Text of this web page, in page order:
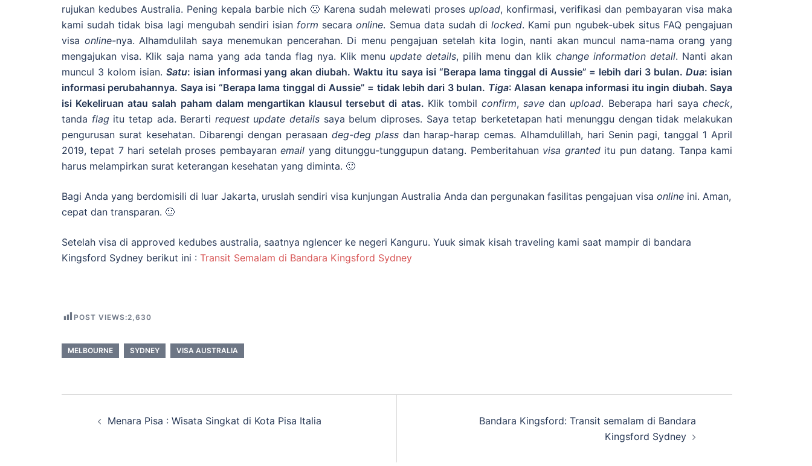
rujukan kedubes Australia. Pening kepala barbie nich 🙁 Karena sudah melewati proses upload, konfirmasi, verifikasi dan pembayaran visa maka
kami sudah tidak bisa lagi mengubah sendiri isian form secaraonline. Semua data sudah dilocked. Kami pun ngubek-ubek situs FAQ pengajuan
visa online-nya. Alhamdulilah saya menemukan pencerahan. Di menu pengajuan setelah kita login, nanti akan muncul nama-nama orang yang
mengajukan visa. Klik saja nama yang ada tanda flag nya. Klik menu update details, pilih menu dan klik change information detail. Nanti akan
muncul 3 kolom isian. Satu: isian informasi yang akan diubah. Waktu itu saya isi “Berapa lama tinggal di Aussie” = lebih dari 3 bulan.Dua: isian
informasi perubahannya. Saya isi “Berapa lama tinggal di Aussie” = tidak lebih dari 3 bulan. Tiga: Alasan kenapa informasi itu ingin diubah. Saya
isi Kekeliruan atau salah paham dalam mengartikan klausul tersebut di atas. Klik tombil confirm,save dan upload. Beberapa hari sayacheck,
tanda flagitu tetap ada. Berarti request update details saya belum diproses. Saya tetap berketetapan hati menunggu dengan tidak melakukan
pengurusan surat kesehatan. Dibarengi dengan perasaan deg-deg plassdan harap-harap cemas. Alhamdulillah, hari Senin pagi, tanggal 1 April
2019, tepat 7 hari setelah proses pembayaranemail yang ditunggu-tunggupun datang. Pemberitahuan visa granteditu pun datang. Tanpa kami
harus melampirkan surat keterangan kesehatan yang diminta. 🙂
Bagi Anda yang berdomisili di luar Jakarta, uruslah sendiri visa kunjungan Australia Anda dan pergunakan fasilitas pengajuan visa online ini. Aman,
cepat dan transparan. 🙂
Setelah visa di approved kedubes australia, saatnya nglencer ke negeri Kanguru. Yuuk simak kisah traveling kami saat mampir di bandara
Kingsford Sydney berikut ini : Transit Semalam di Bandara Kingsford Sydney
POST VIEWS:2,630
MELBOURNE SYDNEY VISA AUSTRALIA
Menara Pisa : Wisata Singkat di Kota Pisa Italia
Bandara Kingsford: Transit semalam di Bandara
Kingsford Sydney